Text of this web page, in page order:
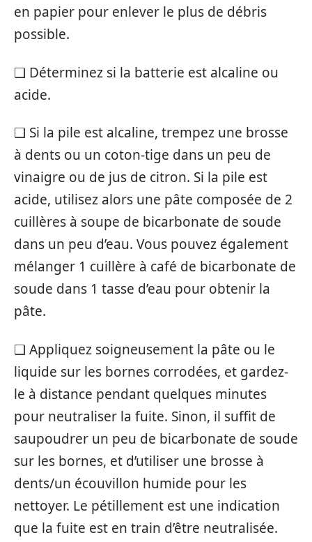
en papier pour enlever le plus de débris
possible.
❑ Déterminez si la batterie est alcaline ou
acide.
❑ Si la pile est alcaline, trempez une brosse
à dents ou un coton-tige dans un peu de
vinaigre ou de jus de citron. Si la pile est
acide, utilisez alors une pâte composée de 2
cuillères à soupe de bicarbonate de soude
dans un peu d’eau. Vous pouvez également
mélanger 1 cuillère à café de bicarbonate de
soude dans 1 tasse d’eau pour obtenir la
pâte.
❑ Appliquez soigneusement la pâte ou le
liquide sur les bornes corrodées, et gardez-
le à distance pendant quelques minutes
pour neutraliser la fuite. Sinon, il suffit de
saupoudrer un peu de bicarbonate de soude
sur les bornes, et d’utiliser une brosse à
dents/un écouvillon humide pour les
nettoyer. Le pétillement est une indication
que la fuite est en train d’être neutralisée.